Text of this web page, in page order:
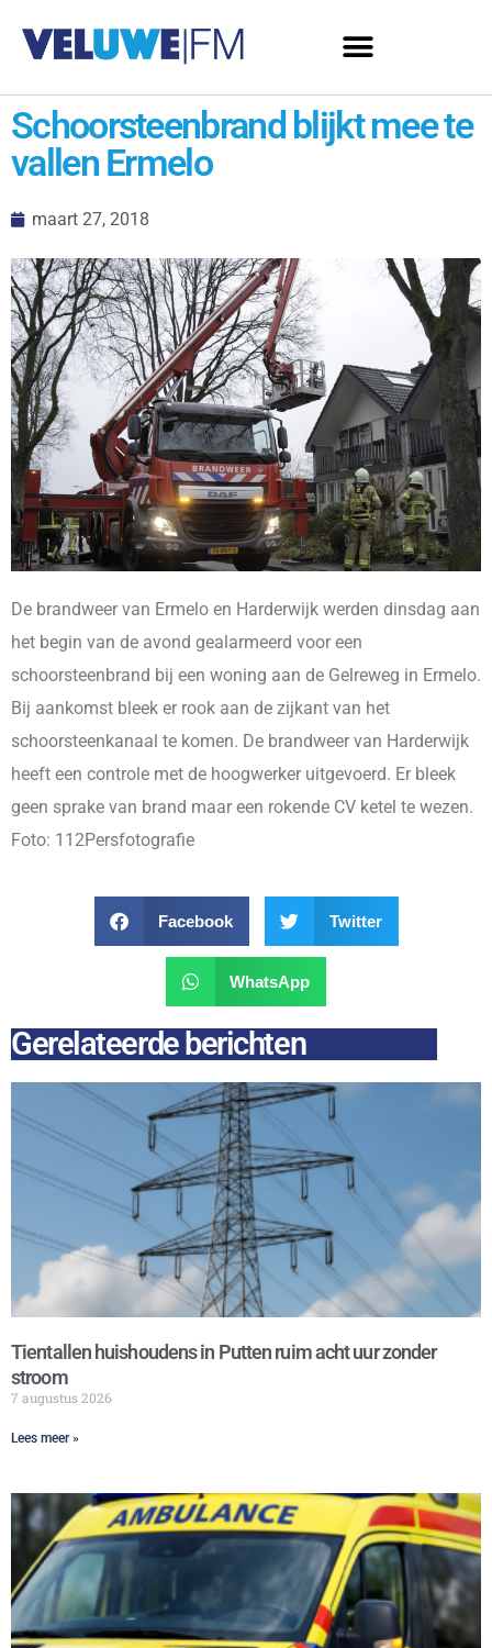
Schoorsteenbrand blijkt mee te
vallen Ermelo
maart 27, 2018
De brandweer van Ermelo en Harderwijk werden dinsdag aan
het begin van de avond gealarmeerd voor een
schoorsteenbrand bij een woning aan de Gelreweg in Ermelo.
Bij aankomst bleek er rook aan de zijkant van het
schoorsteenkanaal te komen. De brandweer van Harderwijk
heeft een controle met de hoogwerker uitgevoerd. Er bleek
geen sprake van brand maar een rokende CV ketel te wezen.
Foto: 112Persfotografie
Facebook Twitter
WhatsApp
Gerelateerde berichten
Tientallen huishoudens in Putten ruim acht uur zonder
stroom
7 augustus 2026
Lees meer »